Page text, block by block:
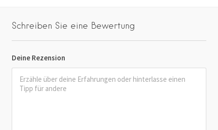
Schreiben Sie eine Bewertung
Deine Rezension